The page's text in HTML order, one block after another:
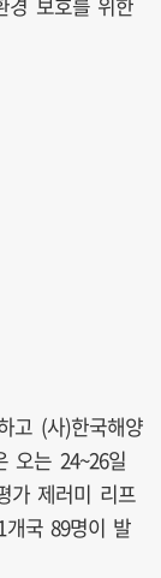
고 (사)한국해양
오는 24~26일
가 제러미 리프
국 89명이 발